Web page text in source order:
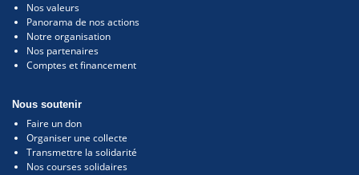
Nos valeurs
Panorama de nos actions
Notre organisation
Nos partenaires
Comptes et financement
Nous soutenir
Faire un don
Organiser une collecte
Transmettre la solidarité
Nos courses solidaires